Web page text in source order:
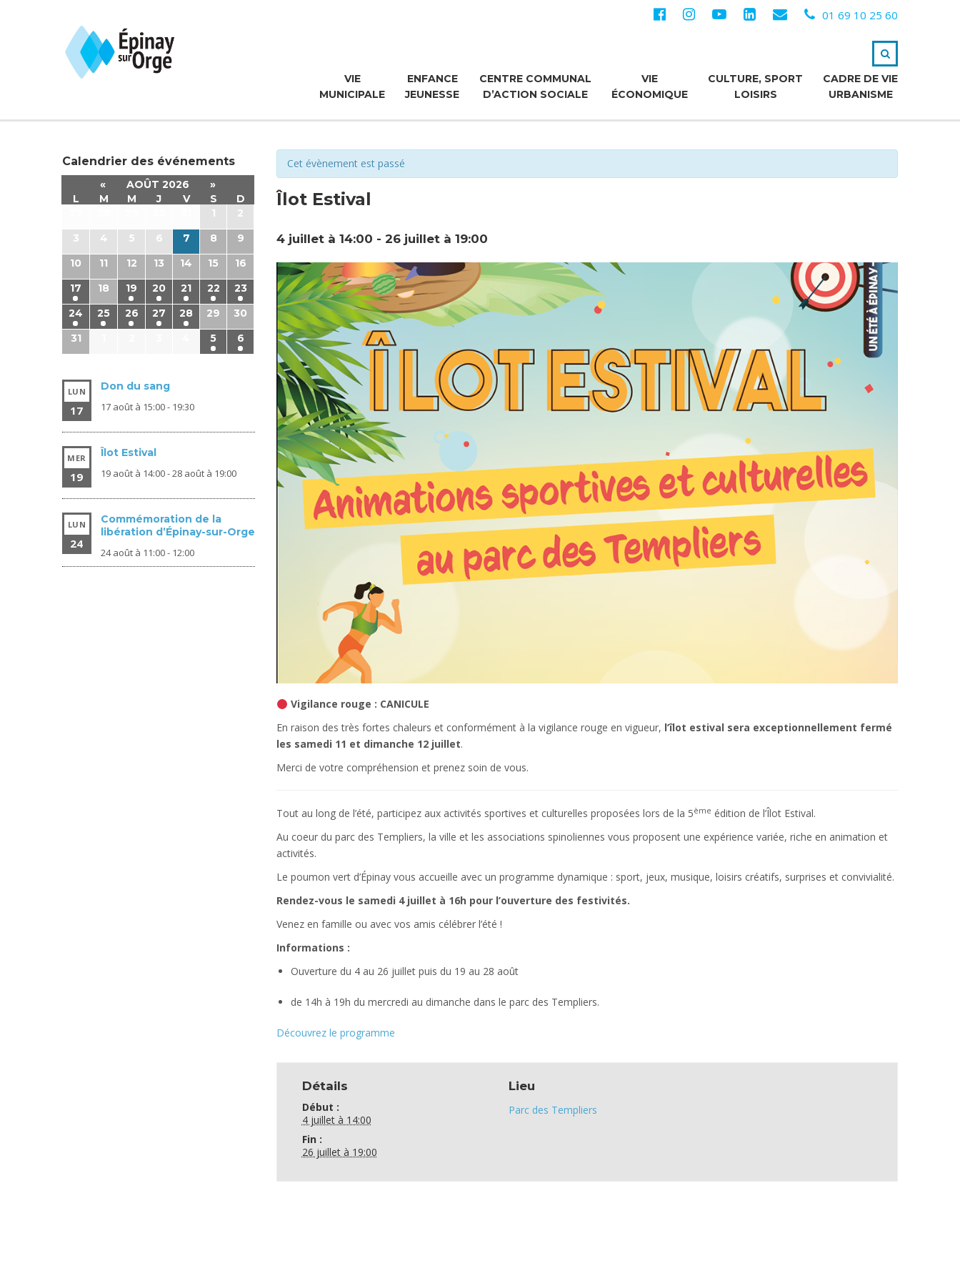
01 69 10 25 60
VIE
MUNICIPALE
ENFANCE
JEUNESSE
CENTRE COMMUNAL
D’ACTION SOCIALE
VIE
ÉCONOMIQUE
CULTURE, SPORT
LOISIRS
CADRE DE VIE
URBANISME
Calendrier des événements
« AOÛT 2026
»
L
M M J V S
D
1
2
3
4 5 6 7 8
9
10
11 12 13 14 15
16
17
18 19 20 21 22
23
24
25 26 27 28 29
30
31
5 6
LUN
17
Don du sang
17 août à 15:00- 19:30
MER
19
Îlot Estival
19 août à 14:00-28 août à 19:00
LUN
24
Commémoration de la
libération d’Épinay-sur-Orge
24 août à 11:00- 12:00
Cet évènement est passé
Îlot Estival
4 juillet à 14:00 - 26 juillet à 19:00
Vigilance rouge : CANICULE
En raison des très fortes chaleurs et conformément à la vigilance rouge en vigueur, l’îlot estival sera exceptionnellement fermé
les samedi 11 et dimanche 12 juillet.
Merci de votre compréhension et prenez soin de vous.
Tout au long de l’été, participez aux activités sportives et culturelles proposées lors de la 5ème édition de l’Îlot Estival.
Au coeur du parc des Templiers, la ville et les associations spinoliennes vous proposent une expérience variée, riche en animation et
activités.
Le poumon vert d’Épinay vous accueille avec un programme dynamique : sport, jeux, musique, loisirs créatifs, surprises et convivialité.
Rendez-vous le samedi 4 juillet à 16h pour l’ouverture des festivités.
Venez en famille ou avec vos amis célébrer l’été !
Informations :
Ouverture du 4 au 26 juillet puis du 19 au 28 août
de 14h à 19h du mercredi au dimanche dans le parc des Templiers.
Découvrez le programme
Détails
Début :
4 juillet à 14:00
Fin :
26 juillet à 19:00
Lieu
Parc des Templiers